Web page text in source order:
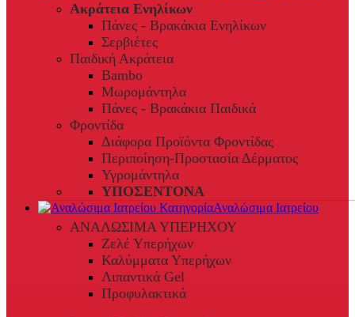
Ακράτεια Ενηλίκων
Πάνες - Βρακάκια Ενηλίκων
Σερβιέτες
Παιδική Ακράτεια
Bambo
Μωρομάντηλα
Πάνες - Βρακάκια Παιδικά
Φροντίδα
Διάφορα Προϊόντα Φροντίδας
Περιποίηση-Προστασία Δέρματος
Υγρομάντηλα
ΥΠΟΣΕΝΤΟΝΑ
Αναλώσιμα Ιατρείου
ΑΝΑΛΩΣΙΜΑ ΥΠΕΡΗΧΟΥ
Ζελέ Υπερήχων
Καλύμματα Υπερήχων
Λιπαντικά Gel
Προφυλακτικά